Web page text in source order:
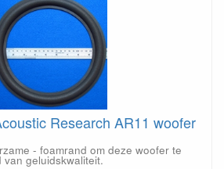
Research AR11 woofer
- foamrand om deze woofer te
geluidskwaliteit.